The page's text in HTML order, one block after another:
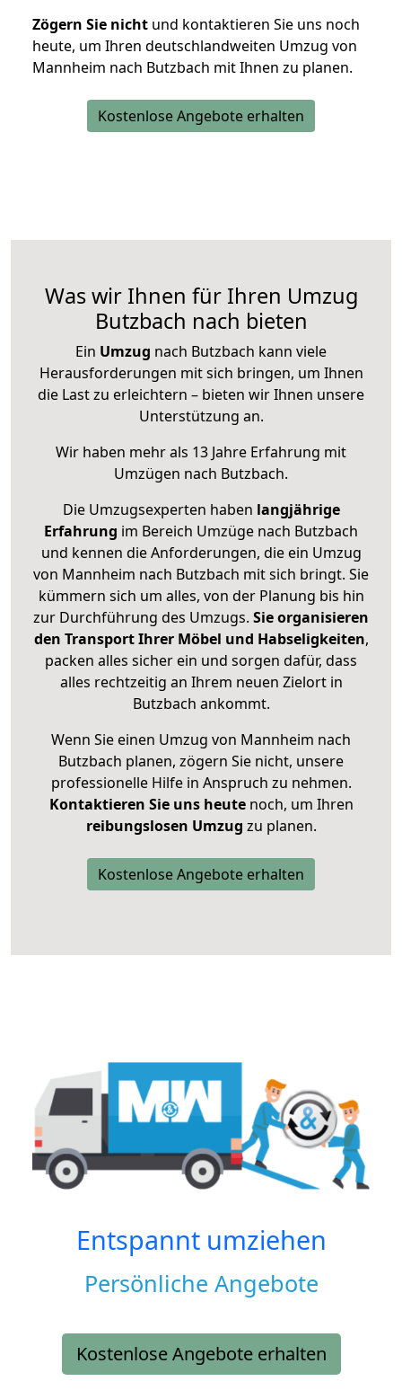
Zögern Sie nicht und kontaktieren Sie uns noch
heute, um Ihren deutschlandweiten Umzug von
Mannheim nach Butzbach mit Ihnen zu planen.
Kostenlose Angebote erhalten
Was wir Ihnen für Ihren Umzug
Butzbach nach bieten
Ein Umzug nach Butzbach kann viele
Herausforderungen mit sich bringen, um Ihnen
die Last zu erleichtern – bieten wir Ihnen unsere
Unterstützung an.
Wir haben mehr als 13 Jahre Erfahrung mit
Umzügen nach Butzbach.
Die Umzugsexperten haben langjährige
Erfahrung im Bereich Umzüge nach Butzbach
und kennen die Anforderungen, die ein Umzug
von Mannheim nach Butzbach mit sich bringt. Sie
kümmern sich um alles, von der Planung bis hin
zur Durchführung des Umzugs. Sie organisieren
den Transport Ihrer Möbel und Habseligkeiten,
packen alles sicher ein und sorgen dafür, dass
alles rechtzeitig an Ihrem neuen Zielort in
Butzbach ankommt.
Wenn Sie einen Umzug von Mannheim nach
Butzbach planen, zögern Sie nicht, unsere
professionelle Hilfe in Anspruch zu nehmen.
Kontaktieren Sie uns heutenoch, um Ihren
reibungslosen Umzug zu planen.
Kostenlose Angebote erhalten
Entspannt umziehen
Persönliche Angebote
Kostenlose Angebote erhalten